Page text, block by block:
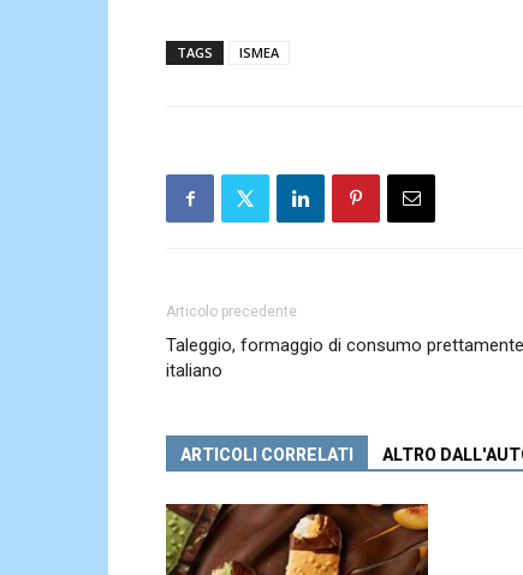
TAGS ISMEA
Articolo precedente
Taleggio, formaggio di consumo prettamente
italiano
ARTICOLI CORRELATI ALTRO